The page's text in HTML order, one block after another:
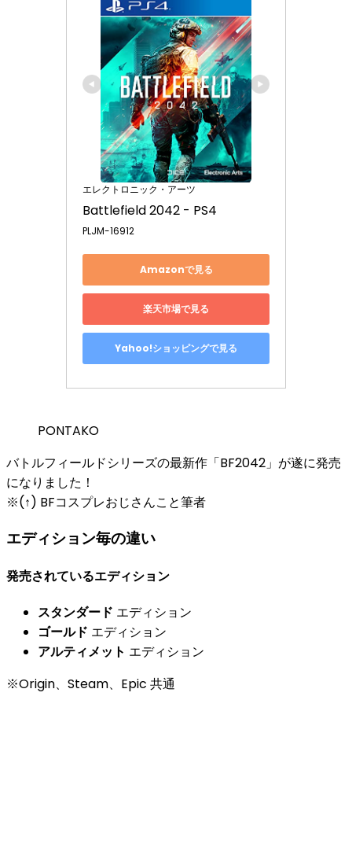
エレクトロニック・アーツ
Battlefield 2042 - PS4
PLJM-16912
Amazonで見る
楽天市場で見る
Yahoo!ショッピングで見る
PONTAKO
バトルフィールドシリーズの最新作「BF2042」が遂に発売
になりました！
※(↑) BFコスプレおじさんこと筆者
エディション毎の違い
発売されているエディション
スタンダード エディション
ゴールド エディション
アルティメット エディション
※Origin、Steam、Epic 共通